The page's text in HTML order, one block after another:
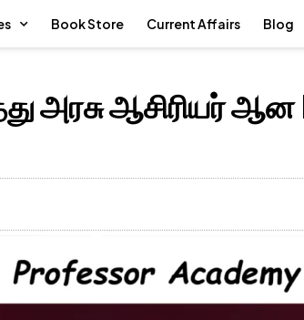
Book Store Current Affairs Blog
அரசு ஆசிரியர்